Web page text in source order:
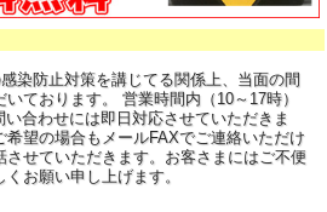
染防止対策を講じてる関係上、当面の間
ております。 営業時間内（10～17時）
合わせには即日対応させていただきま
望の場合もメールFAXでご連絡いただけ
せていただきます。お客さまにはご不便
お願い申し上げます。